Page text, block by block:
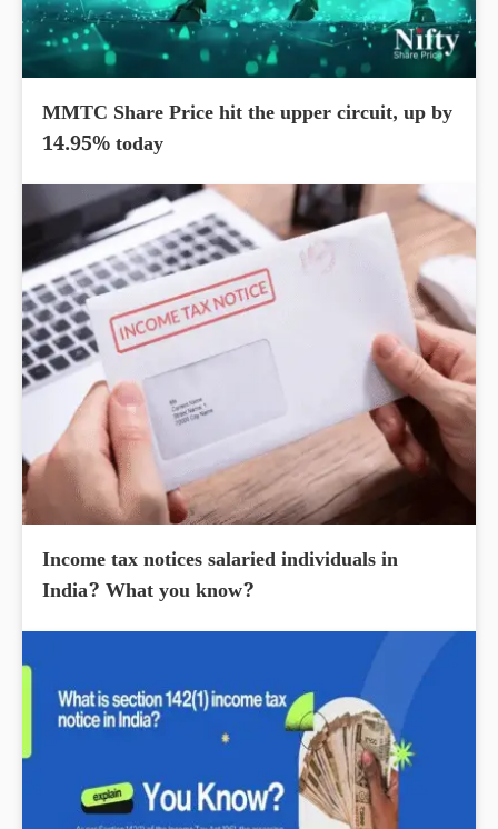
MMTC Share Price hit the upper circuit, up by
14.95% today
Income tax notices salaried individuals in
India? What you know?